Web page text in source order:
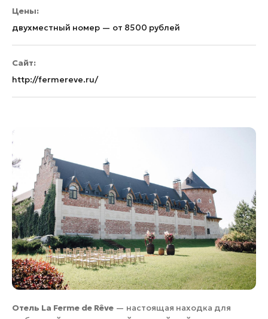
Цены:
двухместный номер — от 8500 рублей
Сайт:
http://fermereve.ru/
Отель La Ferme de Rêve — настоящая находка для